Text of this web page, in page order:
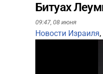
Битуах
09:47, 08 июня
Новости Израиля,